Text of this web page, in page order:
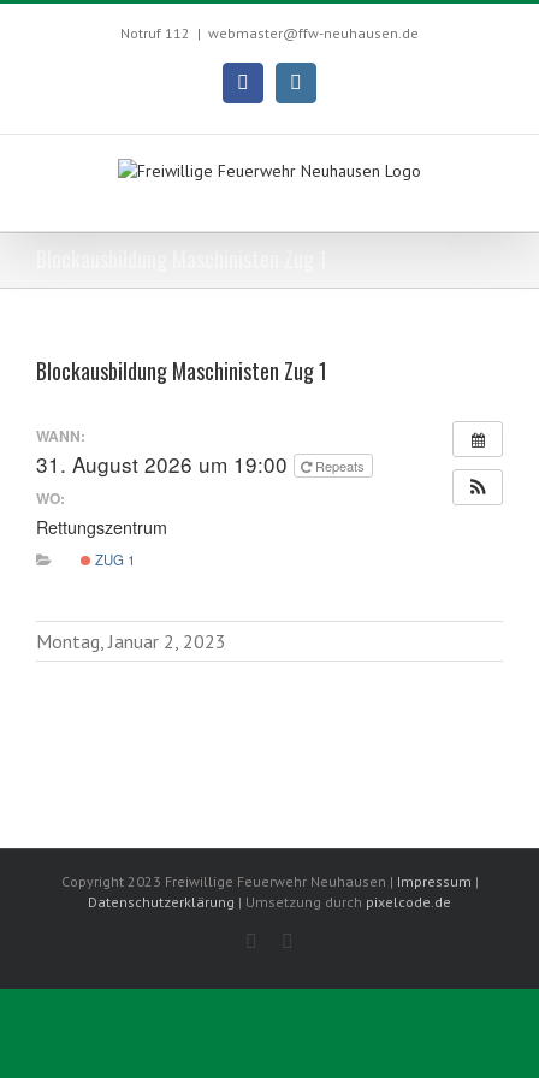
Skip
Notruf 112 | webmaster@ffw-neuhausen.de
Facebook
Blockausbildung Maschinisten Zug 1
WANN:
31. August 2026 um 19:00 Repeats
WO:
Rettungszentrum
ZUG 1
Montag, Januar 2, 2023
Copyright 2023 Freiwillige Feuerwehr Neuhausen | Impressum |
Datenschutzerklärung | Umsetzung durch pixelcode.de
Facebook